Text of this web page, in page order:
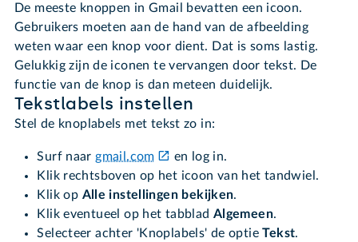
De meeste knoppen in Gmail bevatten een icoon.
Gebruikers moeten aan de hand van de afbeelding
weten waar een knop voor dient. Dat is soms lastig.
Gelukkig zijn de iconen te vervangen door tekst. De
functie van de knop is dan meteen duidelijk.
Tekstlabels instellen
Stel de knoplabels met tekst zo in:
Surf naar gmail.com
en log in.
Klik rechtsboven op het icoon van het tandwiel.
Klik op Alle instellingen bekijken.
Klik eventueel op het tabblad Algemeen.
Selecteer achter 'Knoplabels' de optieTekst.